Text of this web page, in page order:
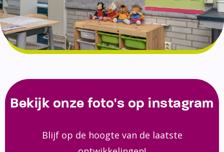
Bekijk onze foto's op instagram
Blijf op de hoogte van de laatste